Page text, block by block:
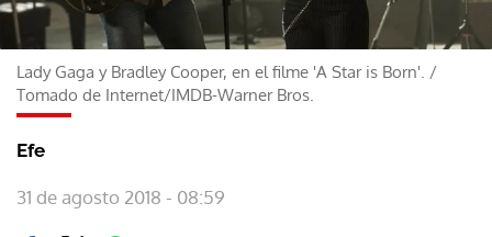
Lady Gaga y Bradley Cooper, en el filme 'A Star is Born'. /
Tomado de Internet/IMDB-Warner Bros.
Efe
31 de agosto 2018 - 08:59